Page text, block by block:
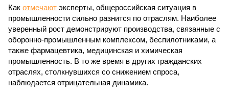
Как отмечают эксперты, общероссийская ситуация в
промышленности сильно разнится по отраслям. Наиболее
уверенный рост демонстрируют производства, связанные с
оборонно-промышленным комплексом, беспилотниками, а
также фармацевтика, медицинская и химическая
промышленность. В то же время в других гражданских
отраслях, столкнувшихся со снижением спроса,
наблюдается отрицательная динамика.